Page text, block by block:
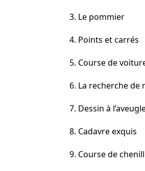
3. Le pommier
4. Points et carrés
5. Course de
6. La recherche de
7. Dessin à
8. Cadavre exquis
9. Course de